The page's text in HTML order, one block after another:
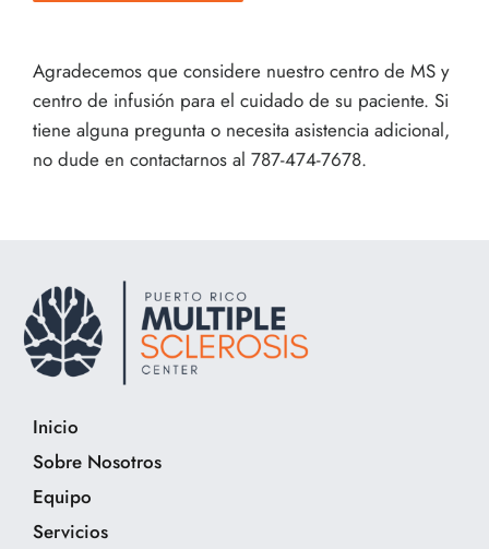
Agradecemos que considere nuestro centro de MS y
centro de infusión para el cuidado de su paciente. Si
tiene alguna pregunta o necesita asistencia adicional,
no dude en contactarnos al 787-474-7678.
Inicio
Sobre Nosotros
Equipo
Servicios